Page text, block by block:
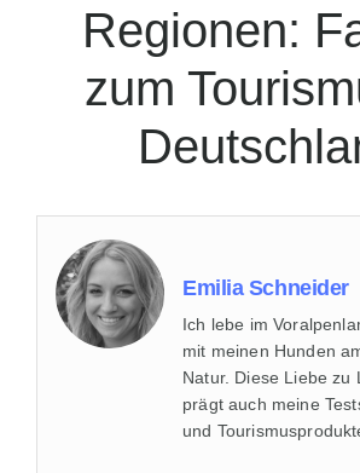
Regionen:
zum
Emilia Schneider
Ich lebe im
mit meinen Hunden
Natur. Diese Liebe zu
prägt auch meine
und